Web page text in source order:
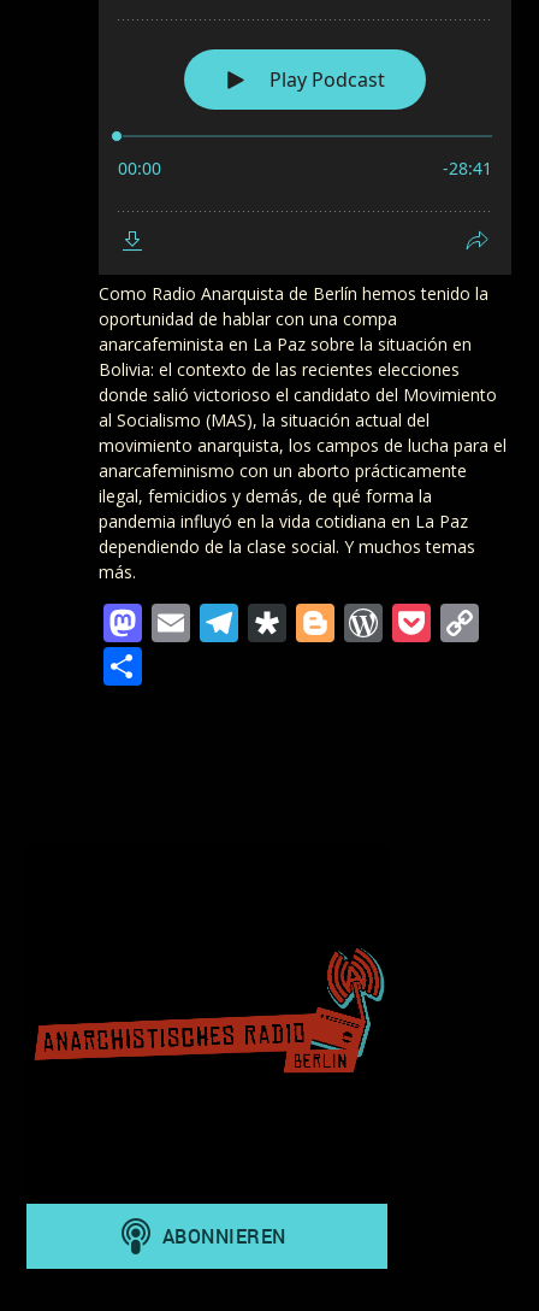
Como Radio Anarquista de Berlín hemos tenido la
oportunidad de hablar con una compa
anarcafeminista en La Paz sobre la situación en
Bolivia: el contexto de las recientes elecciones
donde salió victorioso el candidato del Movimiento
al Socialismo (MAS), la situación actual del
movimiento anarquista, los campos de lucha para el
anarcafeminismo con un aborto prácticamente
ilegal, femicidios y demás, de qué forma la
pandemia influyó en la vida cotidiana en La Paz
dependiendo de la clase social. Y muchos temas
más.
Mastodon
EmailTelegram
Diaspora
Blogger